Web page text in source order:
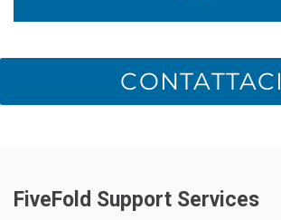
CONTATTACI
FiveFold Support Services